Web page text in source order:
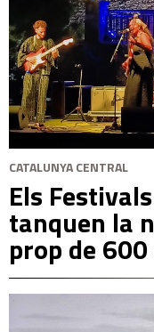
CATALUNYA CENTRAL
Els
tanquen la
prop de